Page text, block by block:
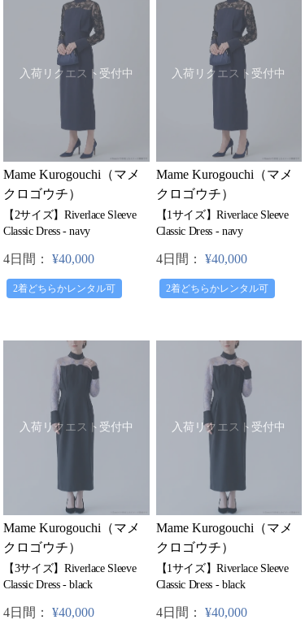
入荷リクエスト受付中
Mame Kurogouchi（マメ
クロゴウチ）
【2サイズ】Riverlace Sleeve
Classic Dress - navy
4日間： ¥40,000
2着どちらかレンタル可
入荷リクエスト受付中
Mame Kurogouchi（マメ
クロゴウチ）
【1サイズ】Riverlace Sleeve
Classic Dress - navy
4日間： ¥40,000
2着どちらかレンタル可
入荷リクエスト受付中
Mame Kurogouchi（マメ
クロゴウチ）
【3サイズ】Riverlace Sleeve
Classic Dress - black
4日間： ¥40,000
入荷リクエスト受付中
Mame Kurogouchi（マメ
クロゴウチ）
【1サイズ】Riverlace Sleeve
Classic Dress - black
4日間： ¥40,000